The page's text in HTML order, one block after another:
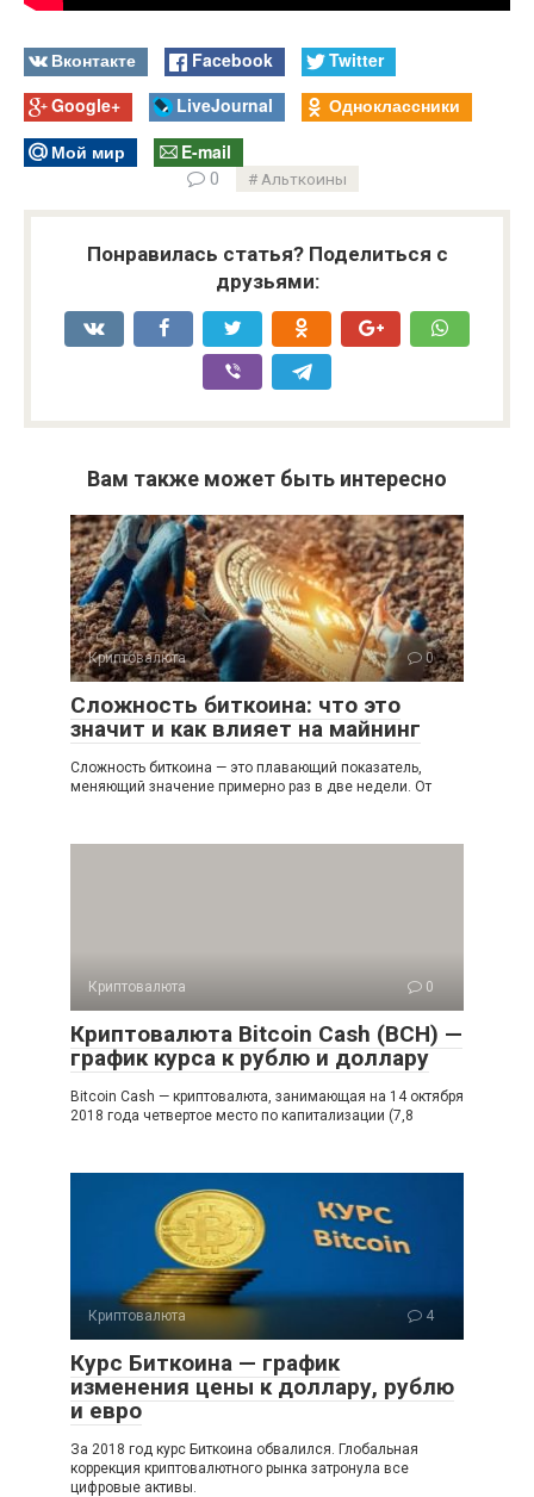
Вконтакте Facebook
Twitter
Google+
LiveJournal
Одноклассники
Мой мир
E-mail
0 Альткоины
Понравилась статья? Поделиться с
друзьями:
Вам также может быть интересно
Криптовалюта 0
Сложность биткоина: что это
значит и как влияет на майнинг
Сложность биткоина — это плавающий показатель,
меняющий значение примерно раз в две недели. От
Криптовалюта 0
Криптовалюта Bitcoin Cash (BCH) —
график курса к рублю и доллару
Bitcoin Cash — криптовалюта, занимающая на 14 октября
2018 года четвертое место по капитализации (7,8
Криптовалюта 4
Курс Биткоина — график
изменения цены к доллару, рублю
и евро
За 2018 год курс Биткоина обвалился. Глобальная
коррекция криптовалютного рынка затронула все
цифровые активы.